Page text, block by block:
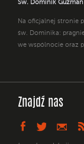
Św. Dominik Guzman
Na oficjalnej stronie
św. Dominika:
we wspólnocie oraz
Znajdź nas